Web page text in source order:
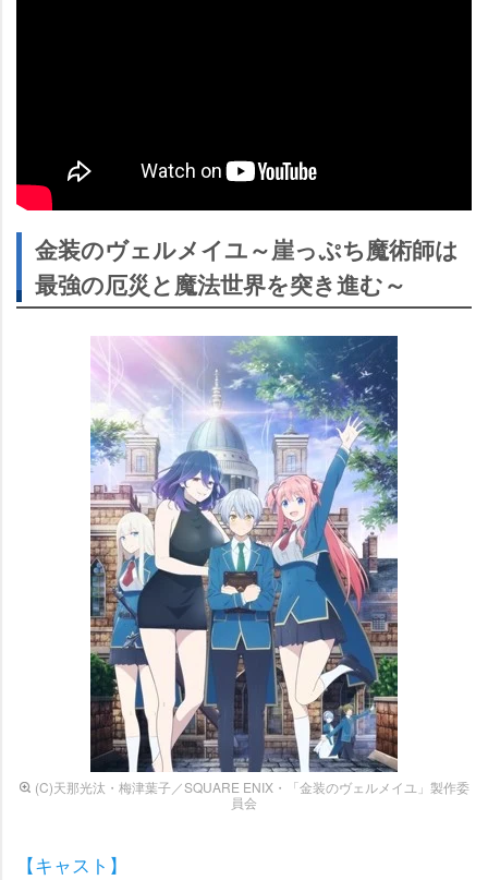
金装のヴェルメイユ～崖っぷち魔術師は
最強の厄災と魔法世界を突き進む～
(C)天那光汰・梅津葉子／SQUARE ENIX・「金装のヴェルメイユ」製作委
員会
【キャスト】